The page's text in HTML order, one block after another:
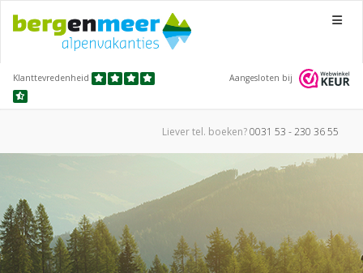
Menu
Klanttevredenheid Aangesloten bij
Liever tel. boeken?0031 53 - 230 36 55